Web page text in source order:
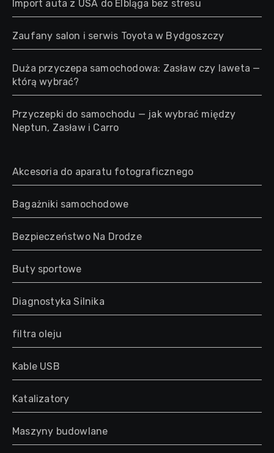
Import auta z USA do Elbląga bez stresu
Zaufany salon i serwis Toyota w Bydgoszczy
Duża przyczepa samochodowa: Zasław czy laweta —
którą wybrać?
Przyczepki do samochodu — jak wybrać między
Neptun, Zasław i Carro
Akcesoria do aparatu fotograficznego
Bagażniki samochodowe
Bezpieczeństwo Na Drodze
Buty sportowe
Diagnostyka Silnika
filtra oleju
Kable USB
Katalizatory
Maszyny budowlane